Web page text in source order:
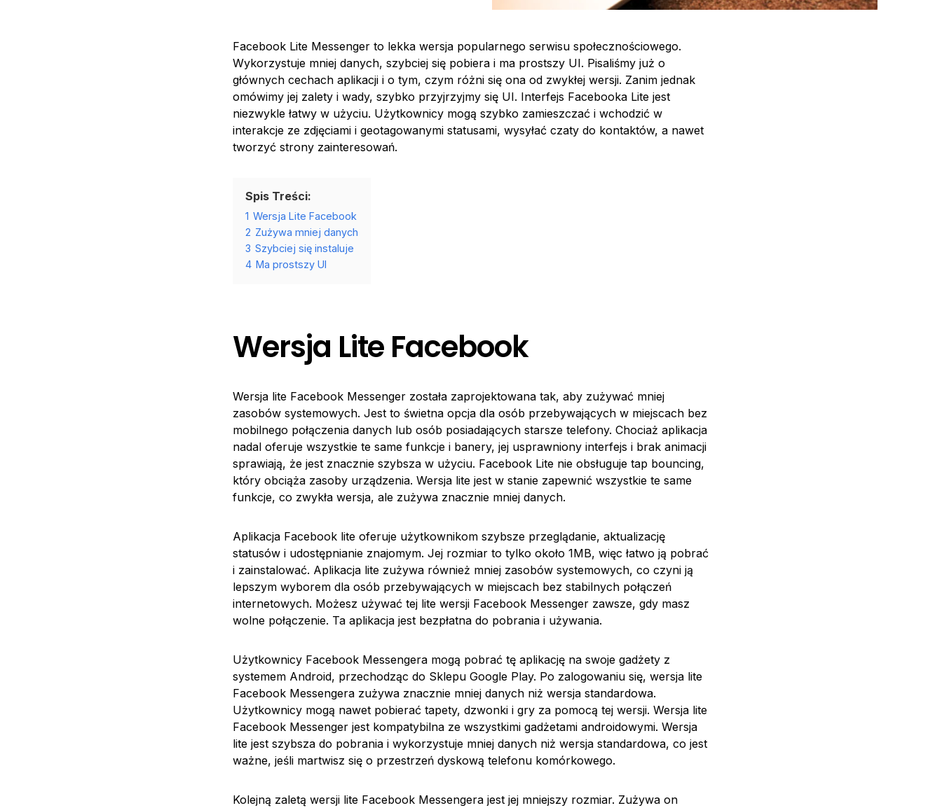
Facebook Lite Messenger to lekka wersja popularnego serwisu społecznościowego.
Wykorzystuje mniej danych, szybciej się pobiera i ma prostszy UI. Pisaliśmy już o
głównych cechach aplikacji i o tym, czym różni się ona od zwykłej wersji. Zanim jednak
omówimy jej zalety i wady, szybko przyjrzyjmy się UI. Interfejs Facebooka Lite jest
niezwykle łatwy w użyciu. Użytkownicy mogą szybko zamieszczać i wchodzić w
interakcje ze zdjęciami i geotagowanymi statusami, wysyłać czaty do kontaktów, a nawet
tworzyć strony zainteresowań.
Spis Treści:
1 Wersja Lite Facebook
2 Zużywa mniej danych
3 Szybciej się instaluje
4 Ma prostszy UI
Wersja Lite Facebook
Wersja lite Facebook Messenger została zaprojektowana tak, aby zużywać mniej
zasobów systemowych. Jest to świetna opcja dla osób przebywających w miejscach bez
mobilnego połączenia danych lub osób posiadających starsze telefony. Chociaż aplikacja
nadal oferuje wszystkie te same funkcje i banery, jej usprawniony interfejs i brak animacji
sprawiają, że jest znacznie szybsza w użyciu. Facebook Lite nie obsługuje tap bouncing,
który obciąża zasoby urządzenia. Wersja lite jest w stanie zapewnić wszystkie te same
funkcje, co zwykła wersja, ale zużywa znacznie mniej danych.
Aplikacja Facebook lite oferuje użytkownikom szybsze przeglądanie, aktualizację
statusów i udostępnianie znajomym. Jej rozmiar to tylko około 1MB, więc łatwo ją pobrać
i zainstalować. Aplikacja lite zużywa również mniej zasobów systemowych, co czyni ją
lepszym wyborem dla osób przebywających w miejscach bez stabilnych połączeń
internetowych. Możesz używać tej lite wersji Facebook Messenger zawsze, gdy masz
wolne połączenie. Ta aplikacja jest bezpłatna do pobrania i używania.
Użytkownicy Facebook Messengera mogą pobrać tę aplikację na swoje gadżety z
systemem Android, przechodząc do Sklepu Google Play. Po zalogowaniu się, wersja lite
Facebook Messengera zużywa znacznie mniej danych niż wersja standardowa.
Użytkownicy mogą nawet pobierać tapety, dzwonki i gry za pomocą tej wersji. Wersja lite
Facebook Messenger jest kompatybilna ze wszystkimi gadżetami androidowymi. Wersja
lite jest szybsza do pobrania i wykorzystuje mniej danych niż wersja standardowa, co jest
ważne, jeśli martwisz się o przestrzeń dyskową telefonu komórkowego.
Kolejną zaletą wersji lite Facebook Messengera jest jej mniejszy rozmiar. Zużywa on